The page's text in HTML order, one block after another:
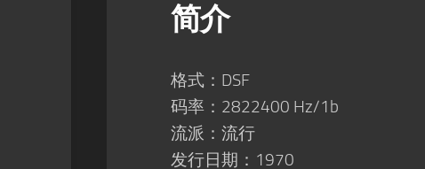
简介
格式：DSF
码率：2822400 Hz/1b
流派：流行
发行日期：1970